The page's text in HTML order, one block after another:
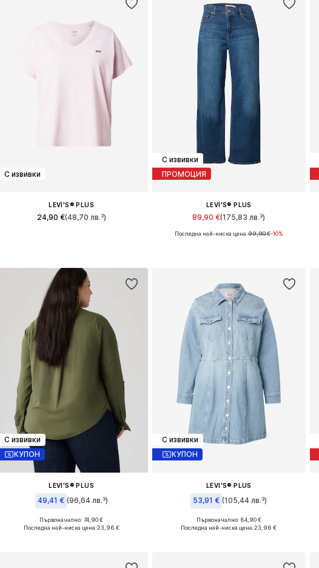
С извивки
LEVI'S® PLUS
24,90 €(48,70 лв.³)
С извивки
ПРОМОЦИЯ
LEVI'S® PLUS
89,90 €(175,83 лв.³)
Предлага се в много размери
Последна най-ниска цена:99,90 €-10%
С извивки
КУПОН
LEVI'S® PLUS
49,41 € (96,64 лв.³)
Налични размери: XL, XXL, XXXL
Първоначално: 74,90 €
Последна най-ниска цена:23,96 €
С извивки
КУПОН
LEVI'S® PLUS
53,91 € (105,44 лв.³)
Налични размери: 42, 44
Първоначално: 84,90 €
Последна най-ниска цена:23,96 €